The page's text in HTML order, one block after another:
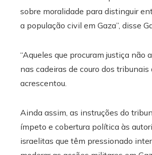
sobre moralidade para distinguir
a população civil em Gaza”, disse
“Aqueles que procuram justiça não
nas cadeiras de couro dos tribunais
acrescentou.
Ainda assim, as instruções do
ímpeto e cobertura política às
israelitas que têm pressionado